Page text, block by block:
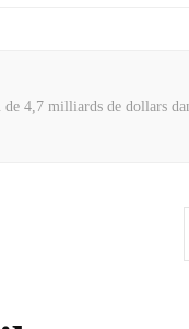
4,7 milliards de dollars